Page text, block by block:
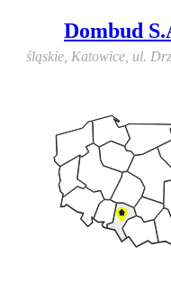
Dombud
śląskie, Katowice ul.